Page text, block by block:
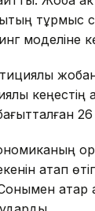
моделіне
кеңестің
атап